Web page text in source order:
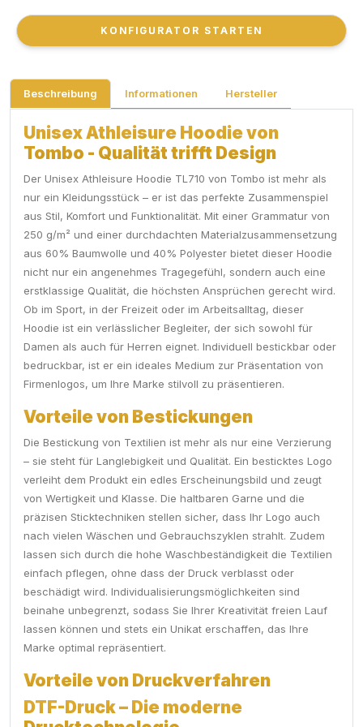
KONFIGURATOR STARTEN
KONFIGURATOR STARTEN
Beschreibung Informationen Hersteller
Unisex Athleisure Hoodie von
Tombo - Qualität trifft Design
Der Unisex Athleisure Hoodie TL710 von Tombo ist mehr als
nur ein Kleidungsstück – er ist das perfekte Zusammenspiel
aus Stil, Komfort und Funktionalität. Mit einer Grammatur von
250 g/m² und einer durchdachten Materialzusammensetzung
aus 60% Baumwolle und 40% Polyester bietet dieser Hoodie
nicht nur ein angenehmes Tragegefühl, sondern auch eine
erstklassige Qualität, die höchsten Ansprüchen gerecht wird.
Ob im Sport, in der Freizeit oder im Arbeitsalltag, dieser
Hoodie ist ein verlässlicher Begleiter, der sich sowohl für
Damen als auch für Herren eignet. Individuell bestickbar oder
bedruckbar, ist er ein ideales Medium zur Präsentation von
Firmenlogos, um Ihre Marke stilvoll zu präsentieren.
Vorteile von Bestickungen
Die Bestickung von Textilien ist mehr als nur eine Verzierung
– sie steht für Langlebigkeit und Qualität. Ein besticktes Logo
verleiht dem Produkt ein edles Erscheinungsbild und zeugt
von Wertigkeit und Klasse. Die haltbaren Garne und die
präzisen Sticktechniken stellen sicher, dass Ihr Logo auch
nach vielen Wäschen und Gebrauchszyklen strahlt. Zudem
lassen sich durch die hohe Waschbeständigkeit die Textilien
einfach pflegen, ohne dass der Druck verblasst oder
beschädigt wird. Individualisierungsmöglichkeiten sind
beinahe unbegrenzt, sodass Sie Ihrer Kreativität freien Lauf
lassen können und stets ein Unikat erschaffen, das Ihre
Marke optimal repräsentiert.
Vorteile von Druckverfahren
DTF-Druck – Die moderne